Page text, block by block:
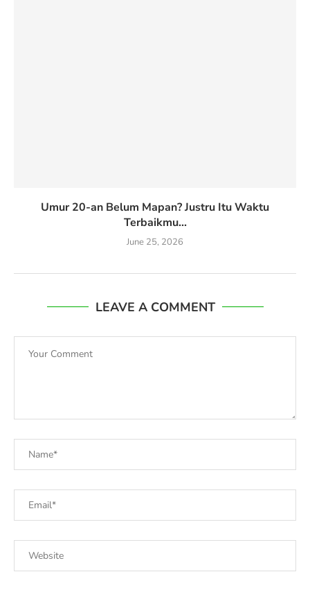
Umur 20-an Belum Mapan? Justru Itu Waktu
Terbaikmu...
June 25, 2026
LEAVE A COMMENT